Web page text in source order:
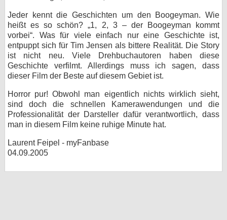
Jeder kennt die Geschichten um den Boogeyman. Wie
heißt es so schön? „1, 2, 3 – der Boogeyman kommt
vorbei“. Was für viele einfach nur eine Geschichte ist,
entpuppt sich für Tim Jensen als bittere Realität. Die Story
ist nicht neu. Viele Drehbuchautoren haben diese
Geschichte verfilmt. Allerdings muss ich sagen, dass
dieser Film der Beste auf diesem Gebiet ist.
Horror pur! Obwohl man eigentlich nichts wirklich sieht,
sind doch die schnellen Kamerawendungen und die
Professionalität der Darsteller dafür verantwortlich, dass
man in diesem Film keine ruhige Minute hat.
Laurent Feipel - myFanbase
04.09.2005